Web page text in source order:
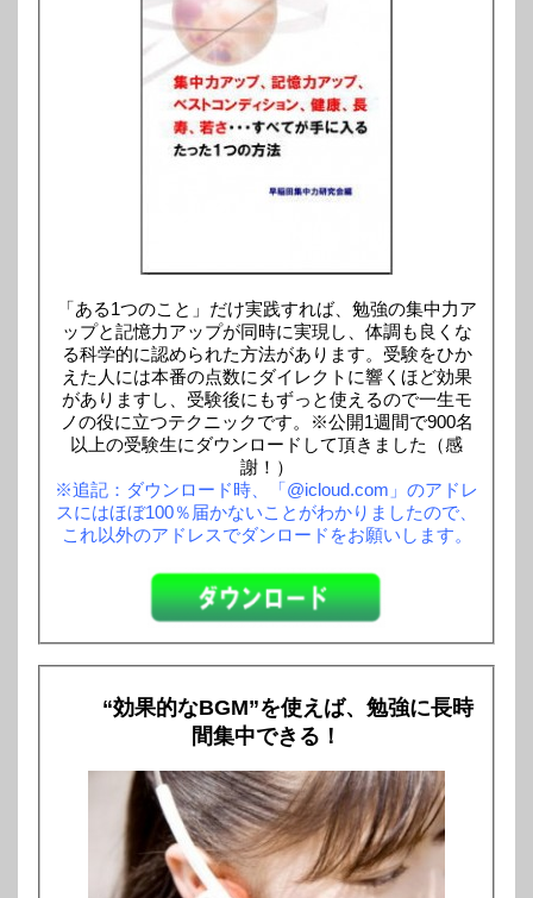
「ある1つのこと」だけ実践すれば、勉強の集中力ア
ップと記憶力アップが同時に実現し、体調も良くな
る科学的に認められた方法があります。受験をひか
えた人には本番の点数にダイレクトに響くほど効果
がありますし、受験後にもずっと使えるので一生モ
ノの役に立つテクニックです。※公開1週間で900名
以上の受験生にダウンロードして頂きました（感
謝！）
※追記：ダウンロード時、「@icloud.com」のアドレ
スにはほぼ100％届かないことがわかりましたので、
これ以外のアドレスでダンロードをお願いします。
“効果的なBGM”を使えば、勉強に長時
間集中できる！